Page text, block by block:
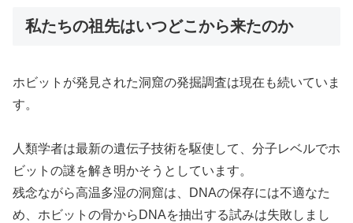
私たちの祖先はいつどこから来たのか
ホビットが発見された洞窟の発掘調査は現在も続いていま
す。
人類学者は最新の遺伝子技術を駆使して、分子レベルでホ
ビットの謎を解き明かそうとしています。
残念ながら高温多湿の洞窟は、DNAの保存には不適なた
め、ホビットの骨からDNAを抽出する試みは失敗しまし